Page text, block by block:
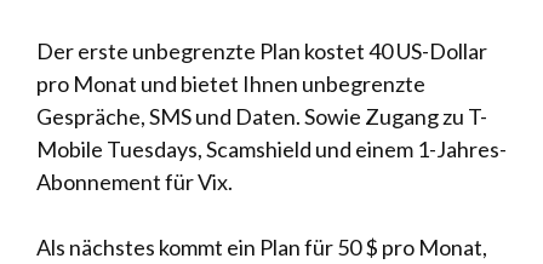
Der erste unbegrenzte Plan kostet 40 US-Dollar
pro Monat und bietet Ihnen unbegrenzte
Gespräche, SMS und Daten. Sowie Zugang zu T-
Mobile Tuesdays, Scamshield und einem 1-Jahres-
Abonnement für Vix.
Als nächstes kommt ein Plan für 50 $ pro Monat,